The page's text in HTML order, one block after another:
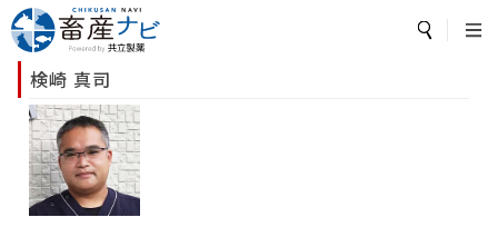
畜産ナビとは？
飼養衛生管理基準
飼養衛生管理基準
セミナー情報
牛/子牛 鶏
抗菌薬
豚熱
検崎 真司